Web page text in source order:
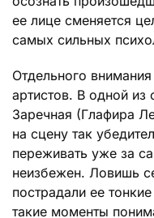
ее лице сменяется
самых сильных
Отдельного
артистов. В одной
Заречная (Глафира
на сцену так
переживать уже за
неизбежен. Ловишь
пострадали ее
такие моменты